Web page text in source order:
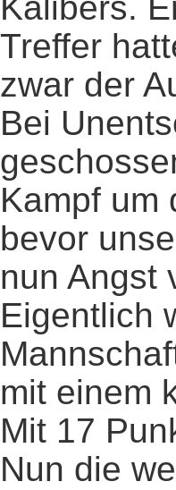
Treffer
zwar der
Bei
Kampf um
bevor
nun Angst
Eigentlich
mit einem
Mit 17
Nun die